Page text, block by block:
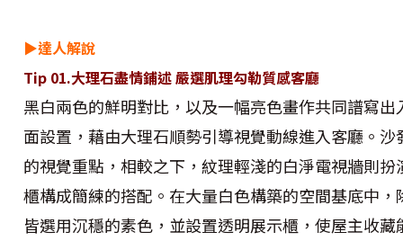
▶達人解說
Tip 01.大理石盡情鋪述 嚴選肌理勾勒質感客廳
黑白兩色的鮮明對比，以及一幅亮色畫作共同譜寫
面設置，藉由大理石順勢引導視覺動線進入客廳。
的視覺重點，相較之下，紋理輕淺的白淨電視牆則
櫃構成簡練的搭配。在大量白色構築的空間基底中
皆選用沉穩的素色，並設置透明展示櫃，使屋主收